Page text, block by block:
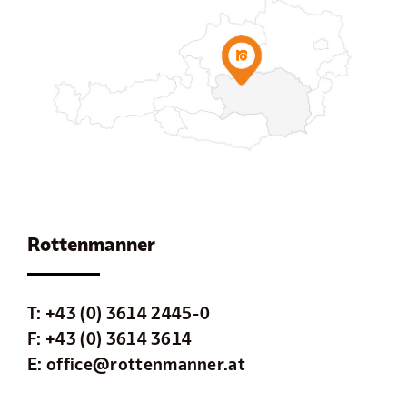
Rottenmanner
T: +43 (0) 3614 2445-0
F: +43 (0) 3614 3614
E: office@rottenmanner.at